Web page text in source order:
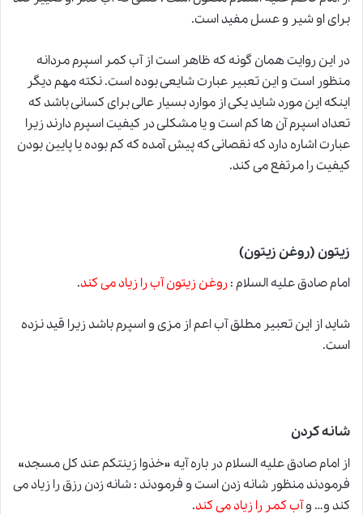
برای او شیر و عسل مفید است.
در این روایت همان گونه که ظاهر است از آب کمر اسپرم مردانه
منظور است و این تعبیر عبارت شایعی بوده است.نکته مهم دیگر
اینکه این مورد شاید یکی از موارد بسیار عالی برای کسانی باشد که
تعداد اسپرم آن ها کم است و یا مشکلی در کیفیت اسپرم دارند زیرا
عبارت اشاره دارد که نقصانی که پیش آمده که کم بوده یا پایین بودن
کیفیت را مرتفع می کند.
زیتون (روغن زیتون)
امام صادق علیه السلام :روغن زیتون آب را زیاد می کند.
شاید از این تعبیر مطلق آب اعم از مزی و اسپرم باشد زیرا قید نزده
است.
شانه کردن
از امام صادق علیه السلام در باره آیه «خذوا زینتکم عند کل مسجد»
فرمودند منظور شانه زدن است و فرمودند : شانه زدن رزق را زیاد می
کند و… وآب کمر را زیاد می کند.